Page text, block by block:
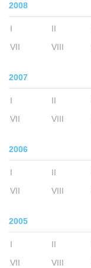
2008
I II
VII
VIII
2007
I II
VII
VIII
2006
I II
VII
VIII
2005
I II
VII
VIII